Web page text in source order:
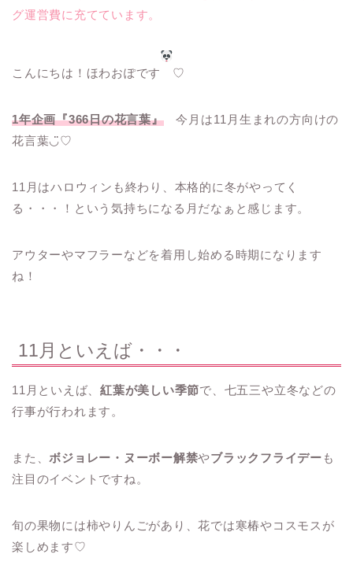
グ運営費に充てています。
こんにちは！ほわおぽです ♡
1年企画『366日の花言葉』今月は11月生まれの方向けの
花言葉◡̈♡
11月はハロウィンも終わり、本格的に冬がやってく
る・・・！という気持ちになる月だなぁと感じます。
アウターやマフラーなどを着用し始める時期になります
ね！
11月といえば・・・
11月といえば、紅葉が美しい季節で、七五三や立冬などの
行事が行われます。
また、 ボジョレー・ヌーボー解禁やブラックフライデー も
注目のイベントですね。
旬の果物には柿やりんごがあり、花では寒椿やコスモスが
楽しめます♡